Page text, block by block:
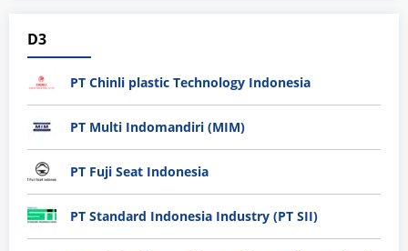
D3
PT Chinli plastic Technology Indonesia
PT Multi Indomandiri (MIM)
PT Fuji Seat Indonesia
PT Standard Indonesia Industry (PT SII)